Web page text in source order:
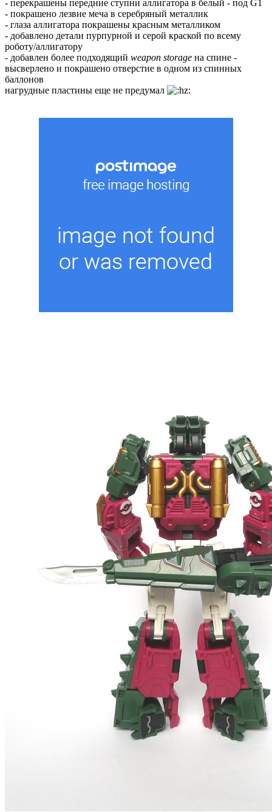
- перекрашены передние ступни аллигатора в белый - под G1
- покрашено лезвие меча в серебряный металлик
- глаза аллигатора покрашены красным металликом
- добавлено детали пурпурной и серой краской по всему
роботу/аллигатору
- добавлен более подходящий weapon storage на спине -
высверлено и покрашено отверстие в одном из спинных
баллонов
нагрудные пластины еще не предумал